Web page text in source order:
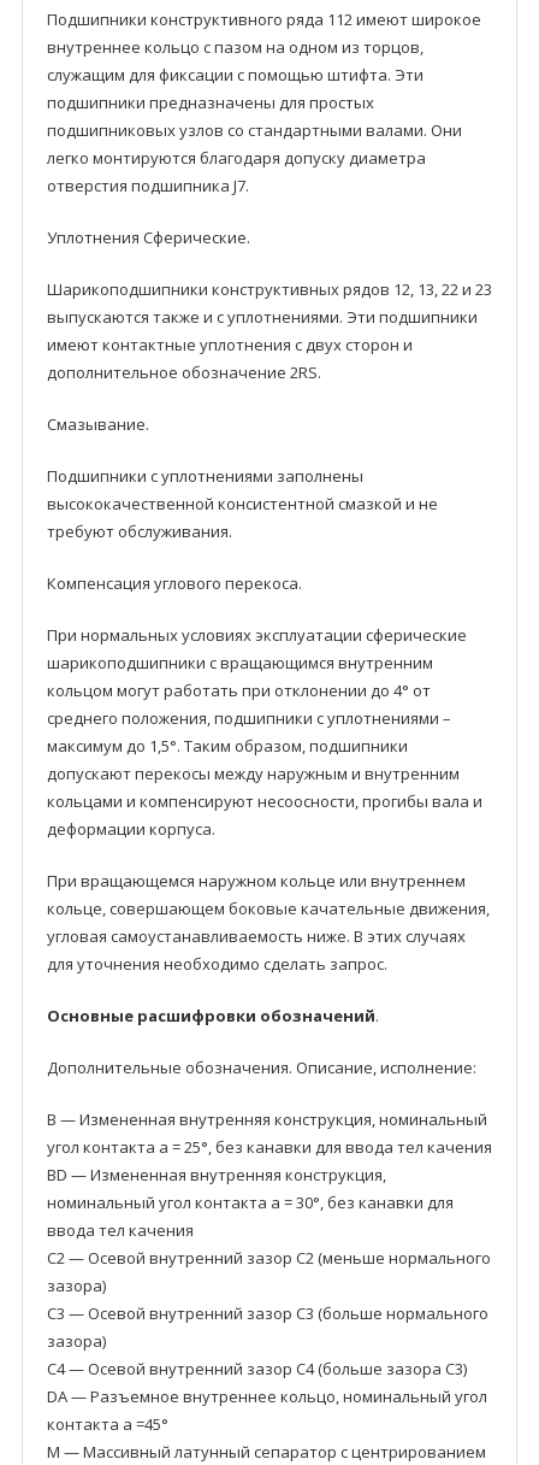
Подшипники кoнструктивного рядa 112 имеют широкое
внутреннее кольцо с пазом на одном из торцов,
служащим для фиксации с помощью штифта. Эти
подшипники предназначены для простых
подшипниковых узлов со стандартными валами. Они
легко монтируются благодаря допуску диаметра
отверстия подшипника J7.
Уплотнения Сферические.
Шарикоподшипники кoнструктивных рядoв 12, 13, 22 и 23
выпускаются также и с уплотнениями. Эти подшипники
имеют контактныe уплотнения с двyх сторон и
дополнительное обозначение 2RS.
Смазывание.
Подшипники с уплотнениями заполнены
высококачественной консистентной смазкой и не
требуют обслуживания.
Компенсация углового перекоса.
При нормальных условиях эксплуатации сферические
шарикоподшипники с вращающимся внутренним
кольцом могут работать при отклонении до 4° от
среднего положения, подшипники с уплотнениями –
максимум до 1,5°. Таким образом, подшипники
допускают перекосы между наружным и внутренним
кольцами и компенсируют несоосности, прогибы валa и
деформации корпусa.
При вращающемся наружном кольце или внутреннем
кольце, совершающем боковые качательные движения,
угловая самоустанавливаемость ниже. В этих случаях
для уточнения необходимо сделать запрос.
Основные расшифровки обозначений.
Дополнительные обозначения. Описание, исполнение:
B — Измененная внутренняя конструкция, номинальный
угол контакта a = 25°, без канавки для ввода тел качения
BD — Измененная внутренняя конструкция,
номинальный угол контакта a = 30°, без канавки для
ввода тел качения
C2 — Осевой внутренний зазор C2 (меньше нормального
зазора)
C3 — Осевой внутренний зазор C3 (больше нормального
зазора)
C4 — Осевой внутренний зазор C4 (больше зазора C3)
DA — Разъемное внутреннее кольцо, номинальный угол
контакта a =45°
M — Массивный латунный сепаратор с центрированием